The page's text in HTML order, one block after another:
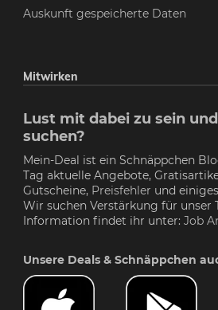
Auskunft gespeicherte Daten
Mitwirken
Lust mit dabei zu sein
suchen?
Mein-Deal ist ein Schnäppchen
Tag aktuelle Angebote,
Gutscheine, Preisfehler und
Wir suchen Verstärkung für unser
Information findet ihr unter: Job
Unsere Deals & Schnäppchen